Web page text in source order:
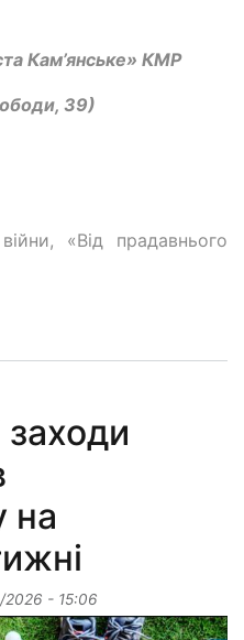
Кам’янське» КМР
39)
«Від прадавнього
заходи
на
2026 - 15:06